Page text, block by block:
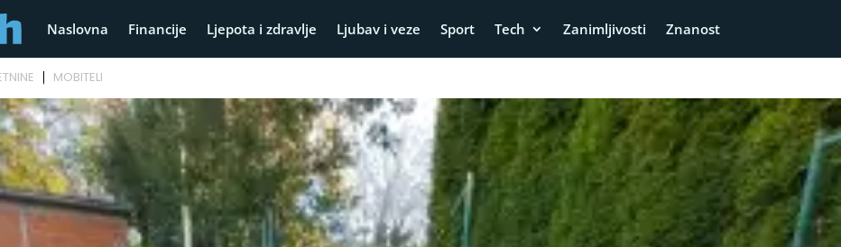
Naslovna Financije Ljepota i zdravlje Ljubav i veze Sport Tech Zanimljivosti Znanost